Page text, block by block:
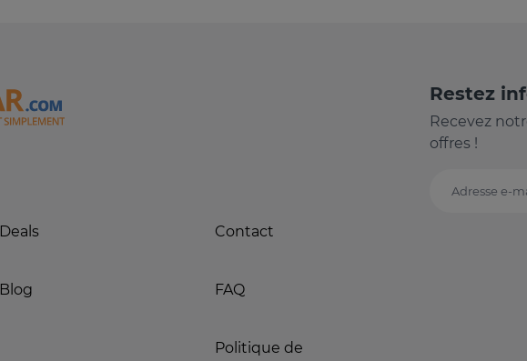
Deals
Blog
Contact
FAQ
Politique de
Restez
Recevez
offres !
Adresse e-